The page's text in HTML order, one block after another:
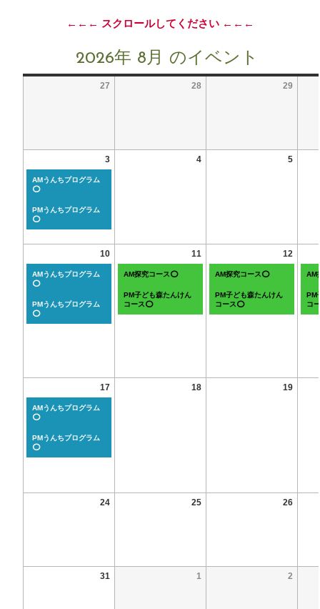
←←← スクロールしてください ←←←
2026年 8月 のイベント
27 28 29
3
AMうんちプログラム
⭕
PMうんちプログラム
⭕
4 5
10
AMうんちプログラム
⭕
PMうんちプログラム
⭕
11
AM探究コース⭕
PM子ども森たんけん
コース⭕
12
AM探究コース⭕
PM子ども森たんけん
コース⭕
AM
PM
コ
17
AMうんちプログラム
⭕
PMうんちプログラム
⭕
18 19
24 25 26
31 1 2